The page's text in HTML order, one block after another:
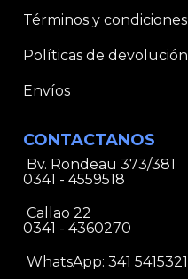
Términos y condiciones
Políticas de devolución
Envíos
CONTACTANOS
Bv. Rondeau 373/381
0341 - 4559518
Callao 22
0341 - 4360270
WhatsApp: 341 5415321